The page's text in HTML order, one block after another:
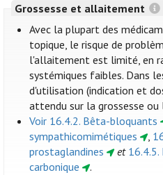
Grossesse et allaitement
Avec la plupart des
topique, le risque de
l'allaitement est limité, en
systémiques faibles. Dans
d'utilisation (indication et
attendu sur la grossesse
Voir 16.4.2. Bêta-bloquants
sympathicomimétiques
,
prostaglandines
et 16.4.5.
carbonique
.